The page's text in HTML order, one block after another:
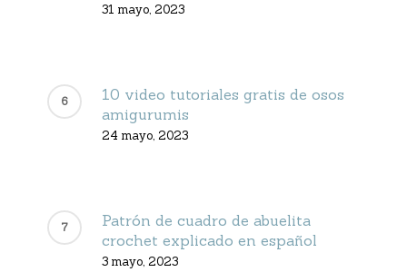
31 mayo, 2023
10 video tutoriales gratis de osos
amigurumis
24 mayo, 2023
Patrón de cuadro de abuelita
crochet explicado en español
3 mayo, 2023